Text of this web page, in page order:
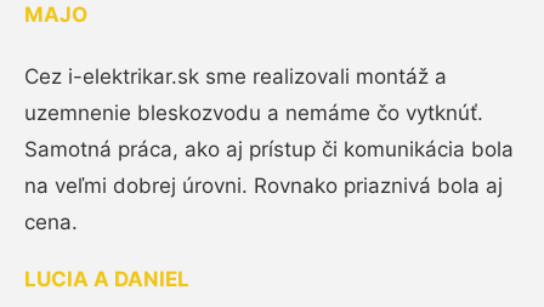
MAJO
Cez i-elektrikar.sk sme realizovali montáž a
uzemnenie bleskozvodu a nemáme čo vytknúť.
Samotná práca, ako aj prístup či komunikácia bola
na veľmi dobrej úrovni. Rovnako priaznivá bola aj
cena.
LUCIA A DANIEL